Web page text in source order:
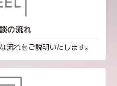
の流れ
流れをご説明いたします。